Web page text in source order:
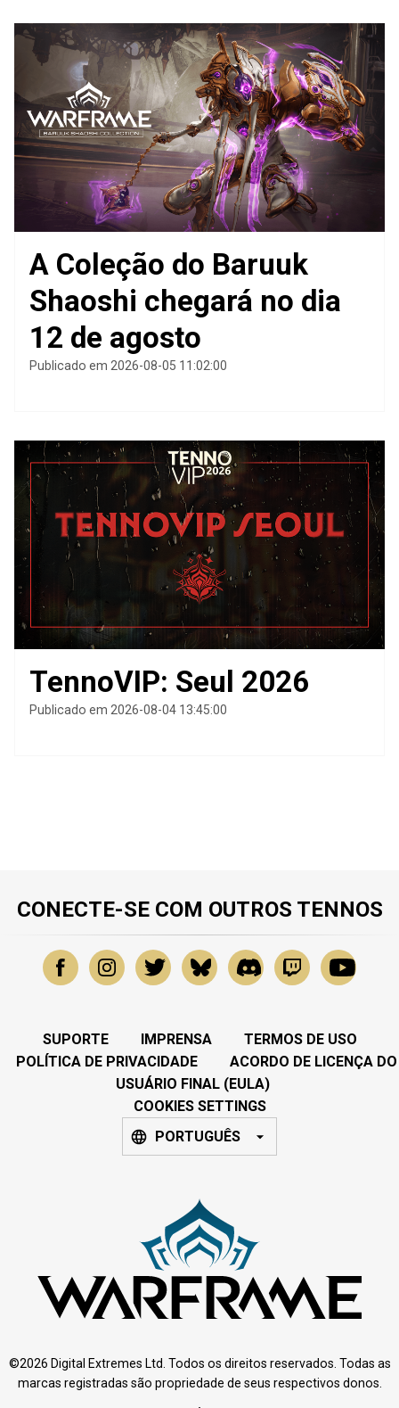
A Coleção do Baruuk
Shaoshi chegará no dia
12 de agosto
Publicado em 2026-08-05 11:02:00
TennoVIP: Seul 2026
Publicado em 2026-08-04 13:45:00
CONECTE-SE COM OUTROS TENNOS
SUPORTE IMPRENSA
TERMOS DE USO
POLÍTICA DE PRIVACIDADE
ACORDO DE LICENÇA DO
USUÁRIO FINAL (EULA)
COOKIES SETTINGS
PORTUGUÊS
©2026 Digital Extremes Ltd. Todos os direitos reservados. Todas as
marcas registradas são propriedade de seus respectivos donos.